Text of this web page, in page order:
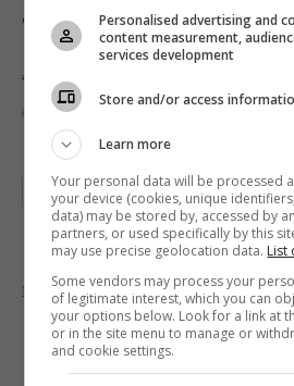
Фото: «Золота Дзиґа»
Подписывайтесь на «Телекритику»
Facebook !
ЗОЛОТА ДЗИГА КИНОАКАДЕМИЯ
Поделиться: Facebook
Personalised advertising and
content measurement,
services development
Store and/or access
Learn more
Your personal data will be processed
your device (cookies, unique
data) may be stored by, accessed by
partners, or used specifically by this
may use precise geolocation data. List
Some vendors may process your
of legitimate interest, which you can
your options below. Look for a link at
or in the site menu to manage or
and cookie settings.